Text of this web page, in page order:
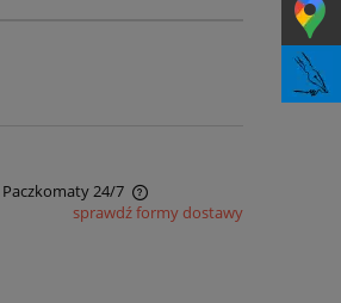
24/7
sprawdź formy dostawy